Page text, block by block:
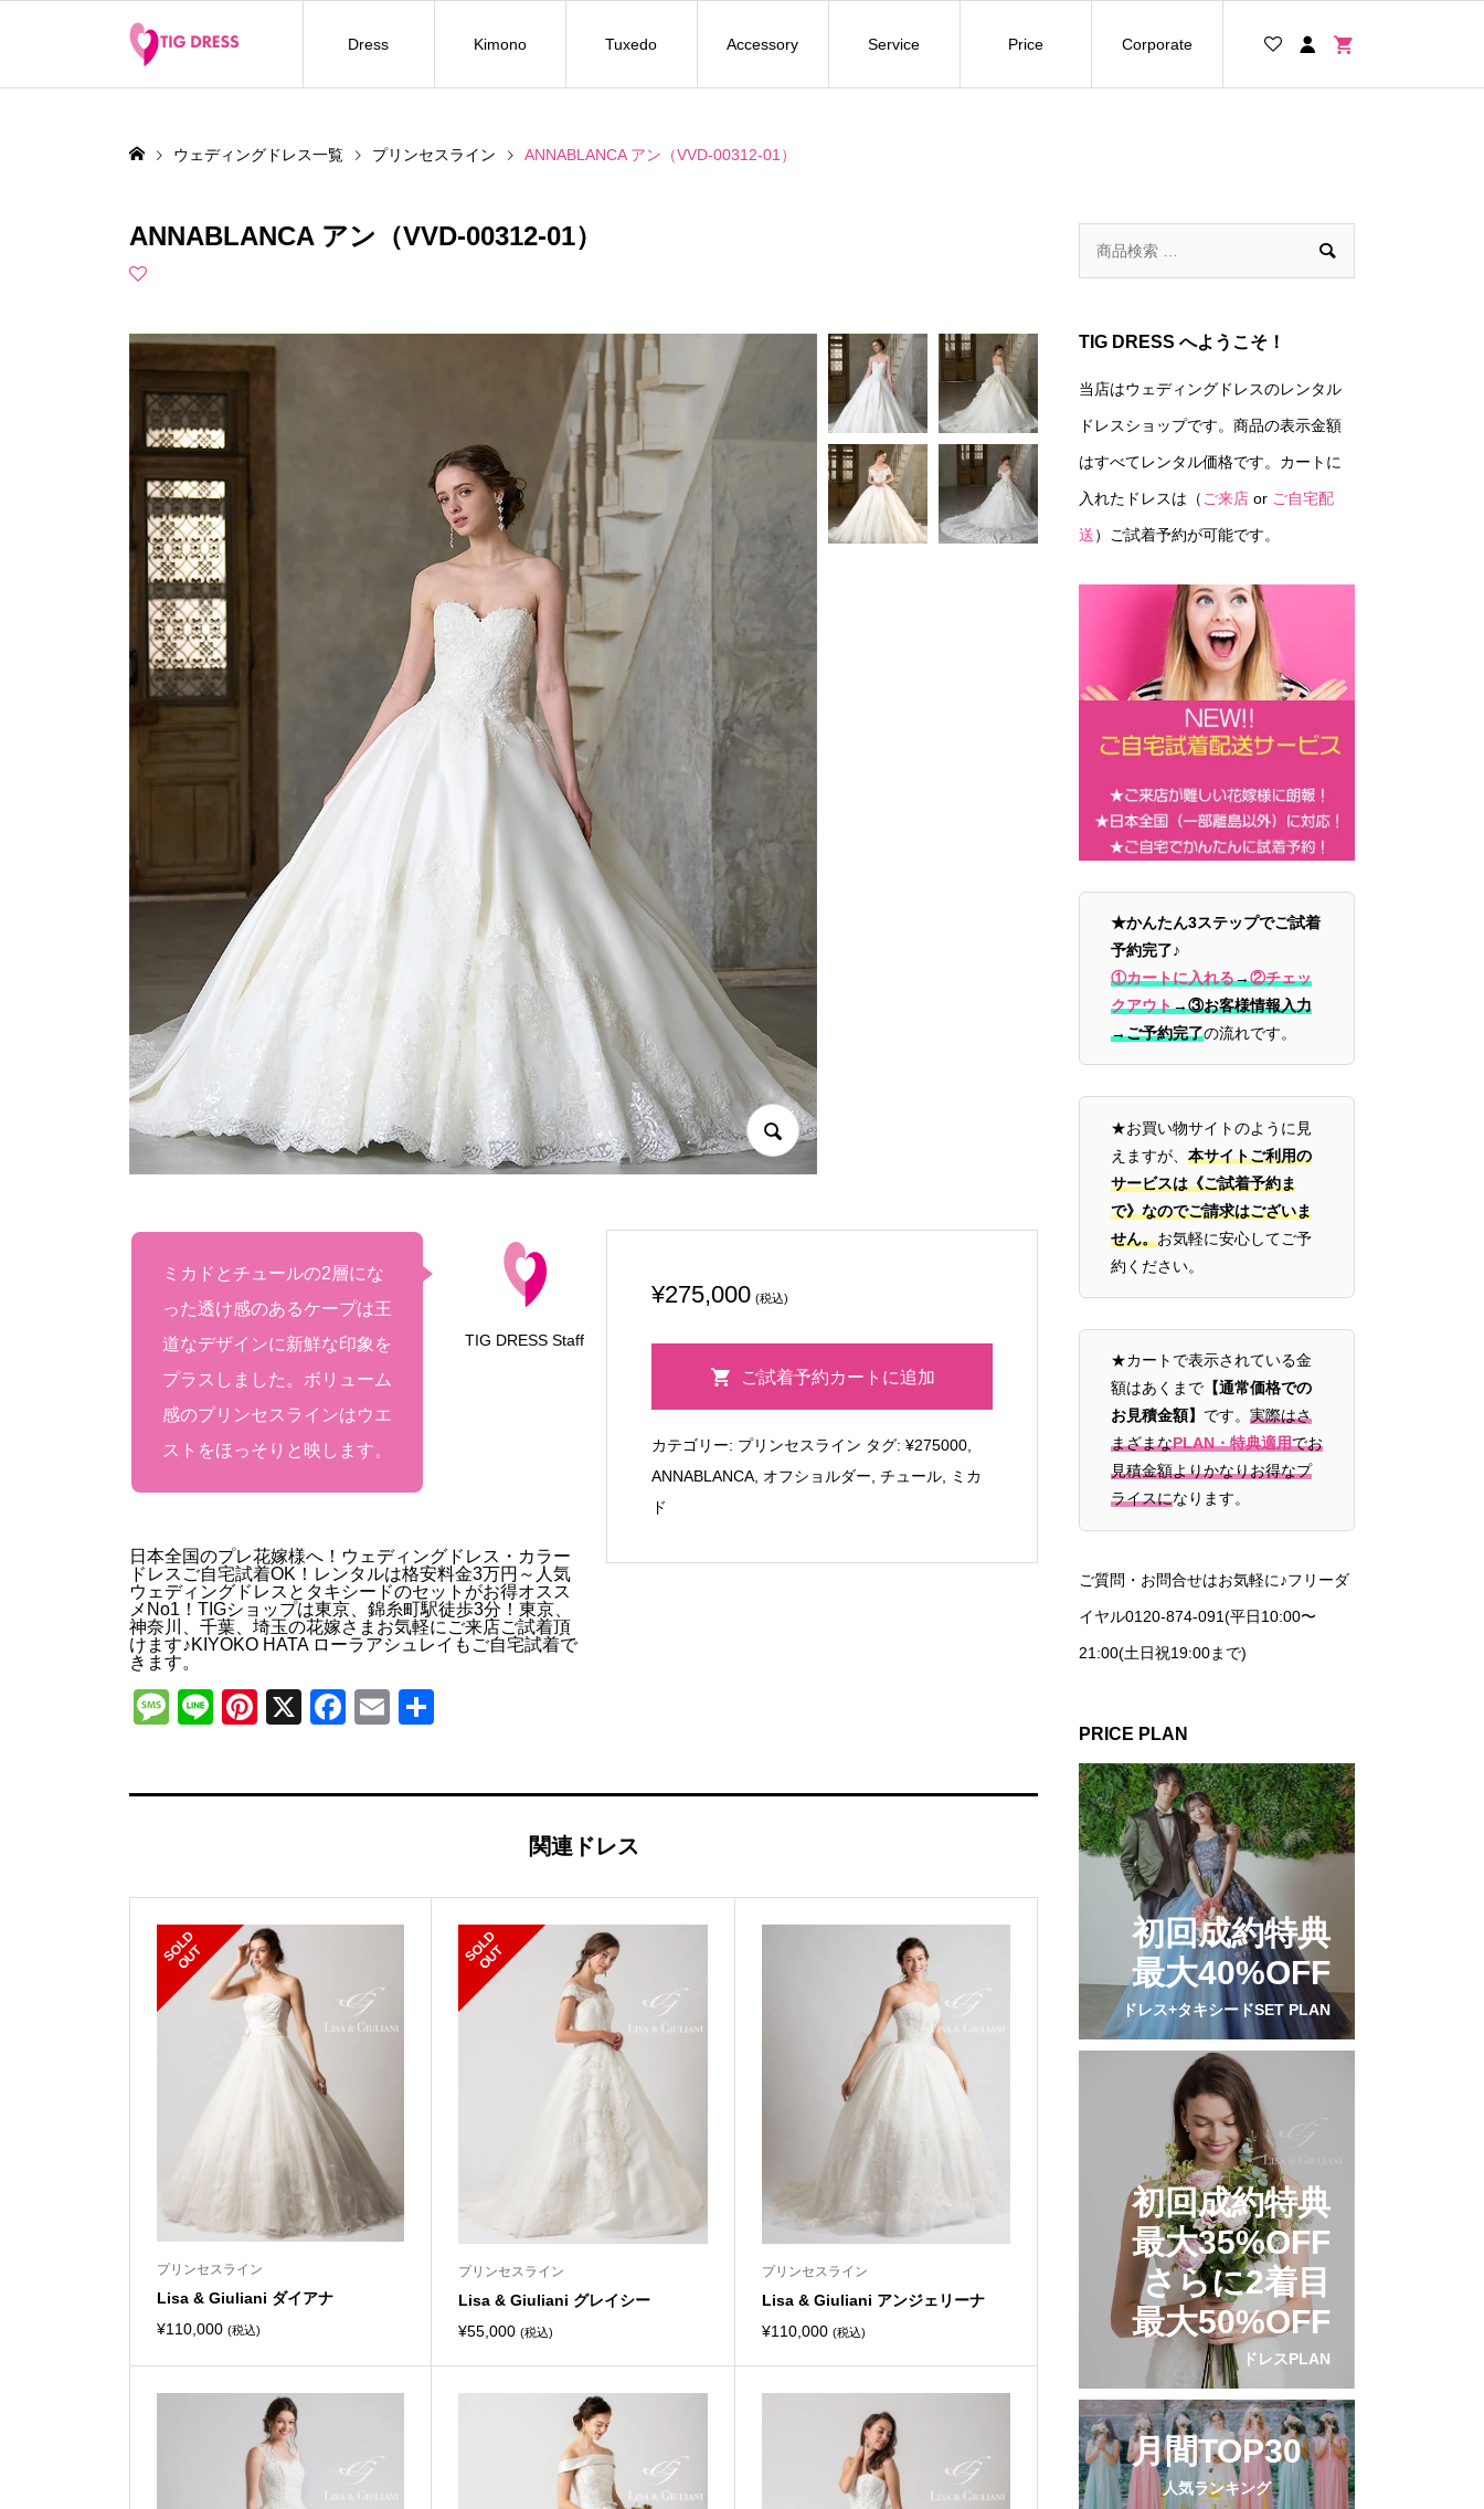
Dress Kimono Tuxedo Accessory Service Price Corporate
ウェディングドレス一覧 プリンセスライン ANNABLANCA アン（VVD-00312-01）
ANNABLANCA アン（VVD-00312-01）
TIG DRESS Staff
ミカドとチュールの2層にな
った透け感のあるケープは王
道なデザインに新鮮な印象を
プラスしました。ボリューム
感のプリンセスラインはウエ
ストをほっそりと映します。
日本全国のプレ花嫁様へ！ウェディングドレス・カラー
ドレスご自宅試着OK！レンタルは格安料金3万円～人気
ウェディングドレスとタキシードのセットがお得オスス
メNo1！TIGショップは東京、錦糸町駅徒歩3分！東京、
神奈川、千葉、埼玉の花嫁さまお気軽にご来店ご試着頂
けます♪KIYOKO HATA ローラアシュレイもご自宅試着で
きます。
Message
LinePinterest
X Facebook
Email
¥275,000 (税込)
（VVD-
00312-
01）
ご試着予約カートに追加
カテゴリー: プリンセスライン タグ:¥275000,
ANNABLANCA, オフショルダー,チュール, ミカ
ド
関連ドレス
S
O
L
D
O
U
T
プリンセスライン
Lisa & Giuliani ダイアナ
¥110,000 (税込)
S
O
L
D
O
U
T
プリンセスライン
Lisa & Giuliani グレイシー
¥55,000 (税込)
プリンセスライン
Lisa & Giuliani アンジェリーナ
¥110,000 (税込)

TIG DRESS へようこそ！
当店はウェディングドレスのレンタル
ドレスショップです。商品の表示金額
はすべてレンタル価格です。カートに
入れたドレスは（ ご来店 or ご自宅配
送）ご試着予約が可能です。
★かんたん3ステップでご試着
予約完了♪
①カートに入れる→②チェッ
クアウト→③お客様情報入力
→ご予約完了の流れです。
★お買い物サイトのように見
えますが、 本サイトご利用の
サービスは《ご試着予約ま
で》なのでご請求はございま
せん。お気軽に安心してご予
約ください。
★カートで表示されている金
額はあくまで 【通常価格での
お見積金額】 です。 実際はさ
まざまなPLAN・特典適用でお
見積金額よりかなりお得なプ
ライスになります。
ご質問・お問合せはお気軽に♪フリーダ
イヤル0120-874-091(平日10:00〜
21:00(土日祝19:00まで)
PRICE PLAN
初回成約特典
最大40%OFF
ドレス+タキシードSET PLAN
初回成約特典
最大35%OFF
さらに2着目
最大50%OFF
ドレスPLAN
月間TOP30
人気ランキング